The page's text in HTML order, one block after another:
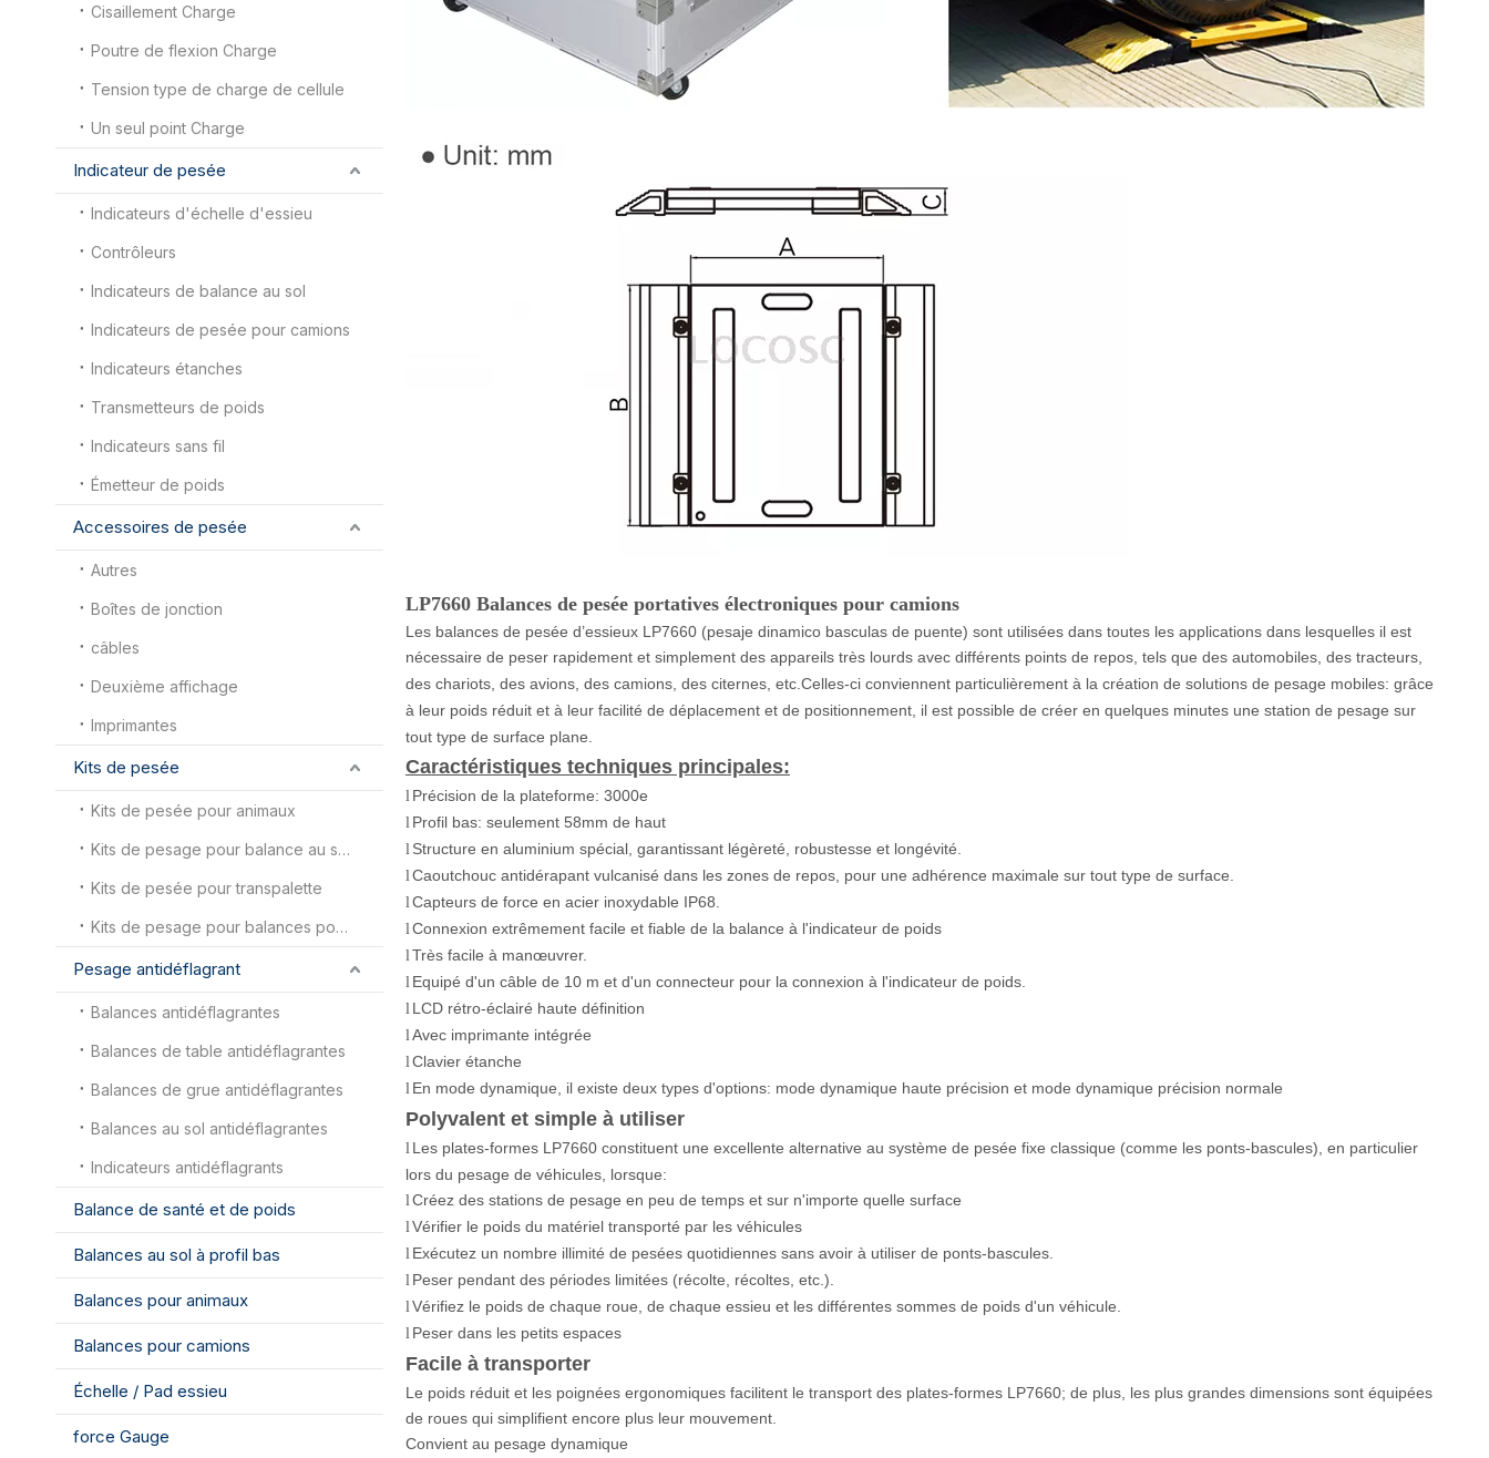
Cisaillement Charge
Poutre de flexion Charge
Tension type de charge de cellule
Un seul point Charge
Indicateur de pesée
Indicateurs d'échelle d'essieu
Contrôleurs
Indicateurs de balance au sol
Indicateurs de pesée pour camions
Indicateurs étanches
Transmetteurs de poids
Indicateurs sans fil
Émetteur de poids
Accessoires de pesée
Autres
Boîtes de jonction
câbles
Deuxième affichage
Imprimantes
Kits de pesée
Kits de pesée pour animaux
Kits de pesage pour balance au sol
Kits de pesée pour transpalette
Kits de pesage pour balances pour camions
Pesage antidéflagrant
Balances antidéflagrantes
Balances de table antidéflagrantes
Balances de grue antidéflagrantes
Balances au sol antidéflagrantes
Indicateurs antidéflagrants
Balance de santé et de poids
Balances au sol à profil bas
Balances pour animaux
Balances pour camions
Échelle / Pad essieu
force Gauge
LP7660 Balances de pesée portatives électroniques pour camions
Les balances de pesée d’essieux LP7660 (pesaje dinamico basculas de puente) sont utilisées dans toutes les applications dans lesquelles il est
nécessaire de peser rapidement et simplement des appareils très lourds avec différents points de repos, tels que des automobiles, des tracteurs,
des chariots, des avions, des camions, des citernes, etc. Celles-ci conviennent particulièrement à la création de solutions de pesage mobiles: grâce
à leur poids réduit et à leur facilité de déplacement et de positionnement, il est possible de créer en quelques minutes une station de pesage sur
tout type de surface plane.
Caractéristiques techniques principales:
l Précision de la plateforme: 3000e
l Profil bas: seulement 58mm de haut
l Structure en aluminium spécial, garantissant légèreté, robustesse et longévité.
l Caoutchouc antidérapant vulcanisé dans les zones de repos, pour une adhérence maximale sur tout type de surface.
l Capteurs de force en acier inoxydable IP68.
l Connexion extrêmement facile et fiable de la balance à l'indicateur de poids
l Très facile à manœuvrer.
l Equipé d'un câble de 10 m et d'un connecteur pour la connexion à l'indicateur de poids.
l LCD rétro-éclairé haute définition
l Avec imprimante intégrée
l Clavier étanche
l En mode dynamique, il existe deux types d'options: mode dynamique haute précision et mode dynamique précision normale
Polyvalent et simple à utiliser
l Les plates-formes LP7660 constituent une excellente alternative au système de pesée fixe classique (comme les ponts-bascules), en particulier
lors du pesage de véhicules, lorsque:
l Créez des stations de pesage en peu de temps et sur n'importe quelle surface
l Vérifier le poids du matériel transporté par les véhicules
l Exécutez un nombre illimité de pesées quotidiennes sans avoir à utiliser de ponts-bascules.
l Peser pendant des périodes limitées (récolte, récoltes, etc.).
l Vérifiez le poids de chaque roue, de chaque essieu et les différentes sommes de poids d'un véhicule.
l Peser dans les petits espaces
Facile à transporter
Le poids réduit et les poignées ergonomiques facilitent le transport des plates-formes LP7660; de plus, les plus grandes dimensions sont équipées
de roues qui simplifient encore plus leur mouvement.
Convient au pesage dynamique